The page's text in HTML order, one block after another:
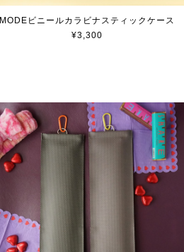
MODEビニールカラビナスティックケース
¥3,300